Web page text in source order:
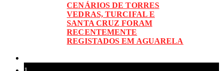
CENÁRIOS DE TORRES
VEDRAS, TURCIFAL E
SANTA CRUZ FORAM
RECENTEMENTE
REGISTADOS EM AGUARELA